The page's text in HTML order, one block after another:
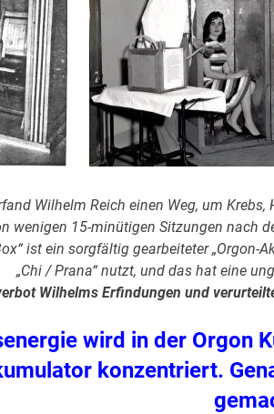
Wilhelm Reich einen Weg, um
wenigen 15-minütigen Sitzungen nach
ist ein sorgfältig gearbeiteter „Orgon-
„Chi / Prana“ nutzt, und das hat eine
Wilhelms Erfindungen und
wird in der Orgon
konzentriert.